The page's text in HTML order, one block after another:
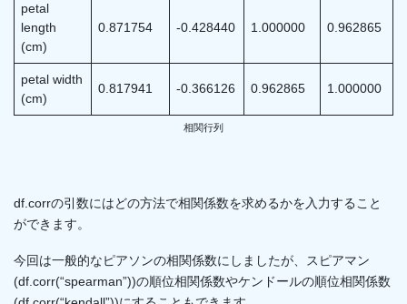
petal
length
(cm)
0.871754 -0.428440 1.000000 0.962865
petal width
(cm)
0.817941 -0.366126 0.962865 1.000000
相関行列
df.corrの引数にはどの方法で相関係数を求めるかを入力すること
ができます。
今回は一般的なピアソンの相関係数にしましたが、スピアマン
(df.corr(“spearman”))の順位相関係数やケンドールの順位相関係数